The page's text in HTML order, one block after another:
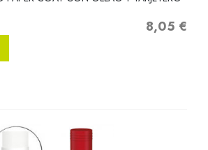
Precio
8,05 €